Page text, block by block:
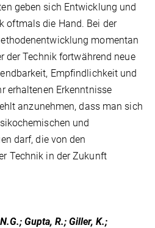
geben sich Entwicklung und
oftmals die Hand. Bei der
momentan
der Technik fortwährend neue
Empfindlichkeit und
erhaltenen Erkenntnisse
anzunehmen, dass man sich
und
darf, die von den
Technik in der Zukunft
Gupta, R.; Giller, K.;